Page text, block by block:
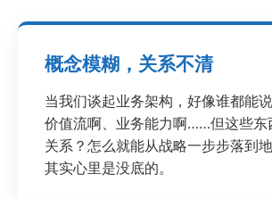
概念模糊，关系不清
当我们谈起业务架构，好像谁都能
价值流啊、业务能力啊……但这些东
关系？怎么就能从战略一步步落到
其实心里是没底的。